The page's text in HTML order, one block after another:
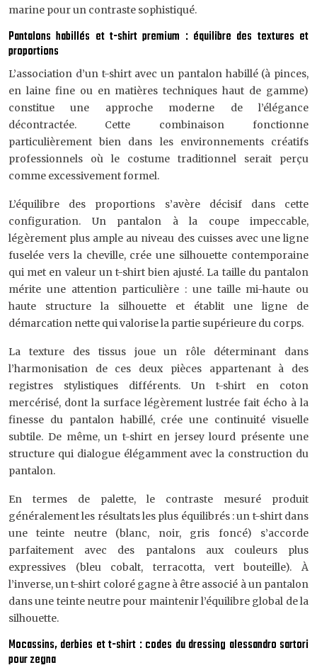
marine pour un contraste sophistiqué.
Pantalons habillés et t-shirt premium : équilibre des textures et
proportions
L’association d’un t-shirt avec un pantalon habillé (à pinces,
en laine fine ou en matières techniques haut de gamme)
constitue une approche moderne de l’élégance
décontractée. Cette combinaison fonctionne
particulièrement bien dans les environnements créatifs
professionnels où le costume traditionnel serait perçu
comme excessivement formel.
L’équilibre des proportions s’avère décisif dans cette
configuration. Un pantalon à la coupe impeccable,
légèrement plus ample au niveau des cuisses avec une ligne
fuselée vers la cheville, crée une silhouette contemporaine
qui met en valeur un t-shirt bien ajusté. La taille du pantalon
mérite une attention particulière : une taille mi-haute ou
haute structure la silhouette et établit une ligne de
démarcation nette qui valorise la partie supérieure du corps.
La texture des tissus joue un rôle déterminant dans
l’harmonisation de ces deux pièces appartenant à des
registres stylistiques différents. Un t-shirt en coton
mercérisé, dont la surface légèrement lustrée fait écho à la
finesse du pantalon habillé, crée une continuité visuelle
subtile. De même, un t-shirt en jersey lourd présente une
structure qui dialogue élégamment avec la construction du
pantalon.
En termes de palette, le contraste mesuré produit
généralement les résultats les plus équilibrés : un t-shirt dans
une teinte neutre (blanc, noir, gris foncé) s’accorde
parfaitement avec des pantalons aux couleurs plus
expressives (bleu cobalt, terracotta, vert bouteille). À
l’inverse, un t-shirt coloré gagne à être associé à un pantalon
dans une teinte neutre pour maintenir l’équilibre global de la
silhouette.
Mocassins, derbies et t-shirt : codes du dressing alessandro sartori
pour zegna